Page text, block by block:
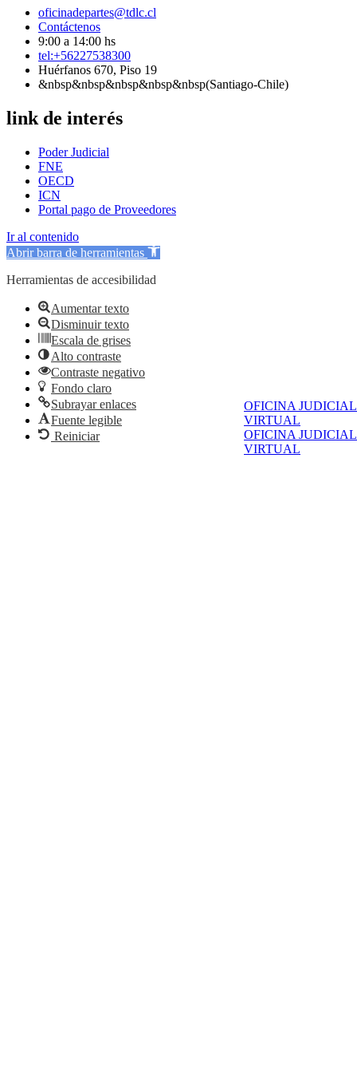
OFICINA JUDICIAL
VIRTUAL
OFICINA JUDICIAL
VIRTUAL
oficinadepartes@tdlc.cl
Contáctenos
9:00 a 14:00 hs
tel:+56227538300
Huérfanos 670, Piso 19
&nbsp&nbsp&nbsp&nbsp&nbsp(Santiago-Chile)
link de interés
Poder Judicial
FNE
OECD
ICN
Portal pago de Proveedores
Ir al contenido
Abrir barra de herramientas
Herramientas de accesibilidad
Aumentar texto
Disminuir texto
Escala de grises
Alto contraste
Contraste negativo
Fondo claro
Subrayar enlaces
Fuente legible
Reiniciar